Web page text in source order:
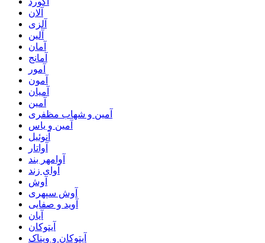
آلان
آلزی
آلین
آمان
آمانج
آمور
آمون
آمیان
آمین
آمین و شهاب مظفری
آمین و یاس
آنوئیل
آواتار
آوامهر بند
آوای زند
آوش
آوش سپهری
آوید و صفایی
آیان
آیتوکان
آیتوکان و ویناک